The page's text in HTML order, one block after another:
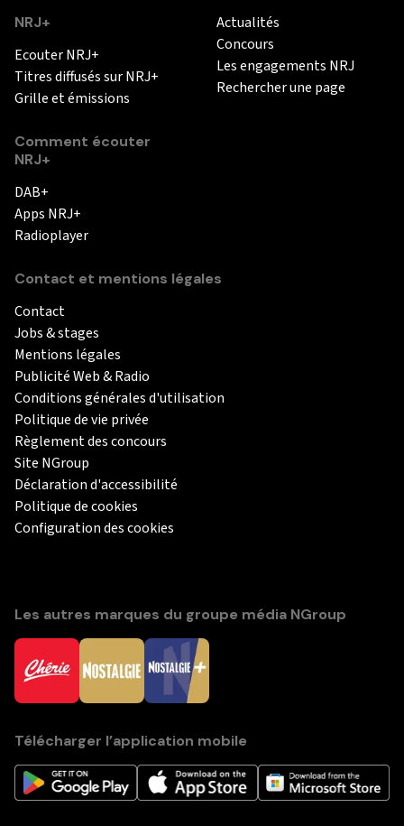
NRJ+
Ecouter NRJ+
Titres diffusés sur NRJ+
Grille et émissions
Comment écouter
NRJ+
DAB+
Apps NRJ+
Radioplayer
Actualités
Concours
Les engagements NRJ
Rechercher une page
Contact et mentions légales
Contact
Jobs & stages
Mentions légales
Publicité Web & Radio
Conditions générales d'utilisation
Politique de vie privée
Règlement des concours
Site NGroup
Déclaration d'accessibilité
Politique de cookies
Configuration des cookies
Les autres marques du groupe média NGroup
Télécharger l’application mobile